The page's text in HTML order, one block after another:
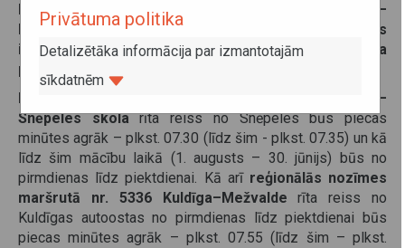
Kuldīga–Mežvalde, Saldus–Satiķi–Saldus un Saldus–
Brocēni–Remte–Brocēni būs izmaiņas, kas
iedzīvotājiem uzlabos sabiedriskā transporta
pakalpojumu pieejamību un kvalitāti.
Reģionālās nozīmes maršrutā nr. 5649 Kuldīga–
Snēpeles skolarīta reiss no Snēpeles būs piecas
minūtes agrāk – plkst. 07.30 (līdz šim - plkst. 07.35) un kā
līdz šim mācību laikā (1. augusts – 30. jūnijs) būs no
pirmdienas līdz piektdienai. Kā arī reģionālās nozīmes
maršrutā nr. 5336 Kuldīga–Mežvalde rīta reiss no
Kuldīgas autoostas no pirmdienas līdz piektdienai būs
piecas minūtes agrāk – plkst. 07.55 (līdz šim – plkst.
Privātuma politika
Detalizētāka informācija par izmantotajām
sīkdatnēm